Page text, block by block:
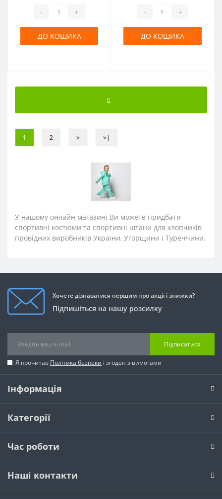
- +
ДО КОШИКА
- +
ДО КОШИКА
1 2 > >|
У нашому онлайн магазині Ви можете придбати
спортивні костюми та спортивні штани для хлопчиків
провідних виробників України, Угорщини і Туреччини.
Хочете дізнаватися першим про акції і знижки?
Підпишіться на нашу розсилку
Підписатися
Я прочитав Політика безпеки і згоден з вимогами
Інформація
Категорії
Час роботи
Наші контакти